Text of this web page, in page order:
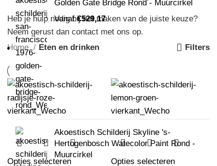
Heb je hulp nodig bij het maken van de juiste keuze?
Neem gerust dan contact met ons op.
Home
Eten en drinken Filters
Opties selecteren
Opties selecteren
Golden Gate Bridge Rond - Muurcirkel
Vanaf€529,17
Akoestisch Schilderij Skyline 's-
Hertogenbosch Watecolor Paint Rond -
Muurcirkel